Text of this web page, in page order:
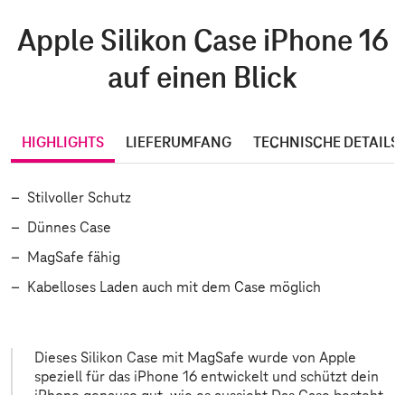
Apple Silikon Case iPhone 16
auf einen Blick
HIGHLIGHTS LIEFERUMFANG TECHNISCHE DETAILS
Stilvoller Schutz
Dünnes Case
MagSafe fähig
Kabelloses Laden auch mit dem Case möglich
Dieses Silikon Case mit MagSafe wurde von Apple
speziell für das iPhone 16 entwickelt und schützt dein